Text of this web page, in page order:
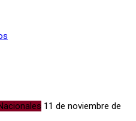
11 de noviembre de